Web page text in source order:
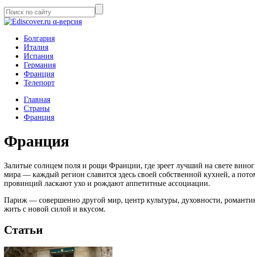
α-версия
Болгария
Италия
Испания
Германия
Франция
Телепорт
Главная
Страны
Франция
Франция
Залитые солнцем поля и рощи Франции, где зреет лучший на свете
мира — каждый регион славится здесь своей собственной кухней, а
провинций ласкают ухо и рождают аппетитные ассоциации.
Париж — совершенно другой мир, центр культуры, духовности,
жить с новой силой и вкусом.
Статьи